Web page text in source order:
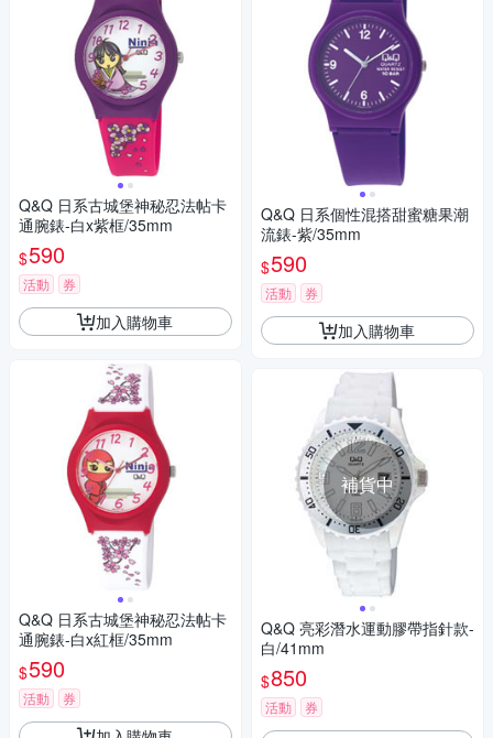
Q&Q 日系古城堡神秘忍法帖卡
通腕錶-白x紫框/35mm
$590
活動 券
加入購物車
Q&Q 日系古城堡神秘忍法帖卡
通腕錶-白x紅框/35mm
$590
活動 券
Q&Q 日系個性混搭甜蜜糖果潮
流錶-紫/35mm
$590
活動 券
加入購物車
補貨中
Q&Q 亮彩潛水運動膠帶指針款-
白/41mm
$850
活動 券